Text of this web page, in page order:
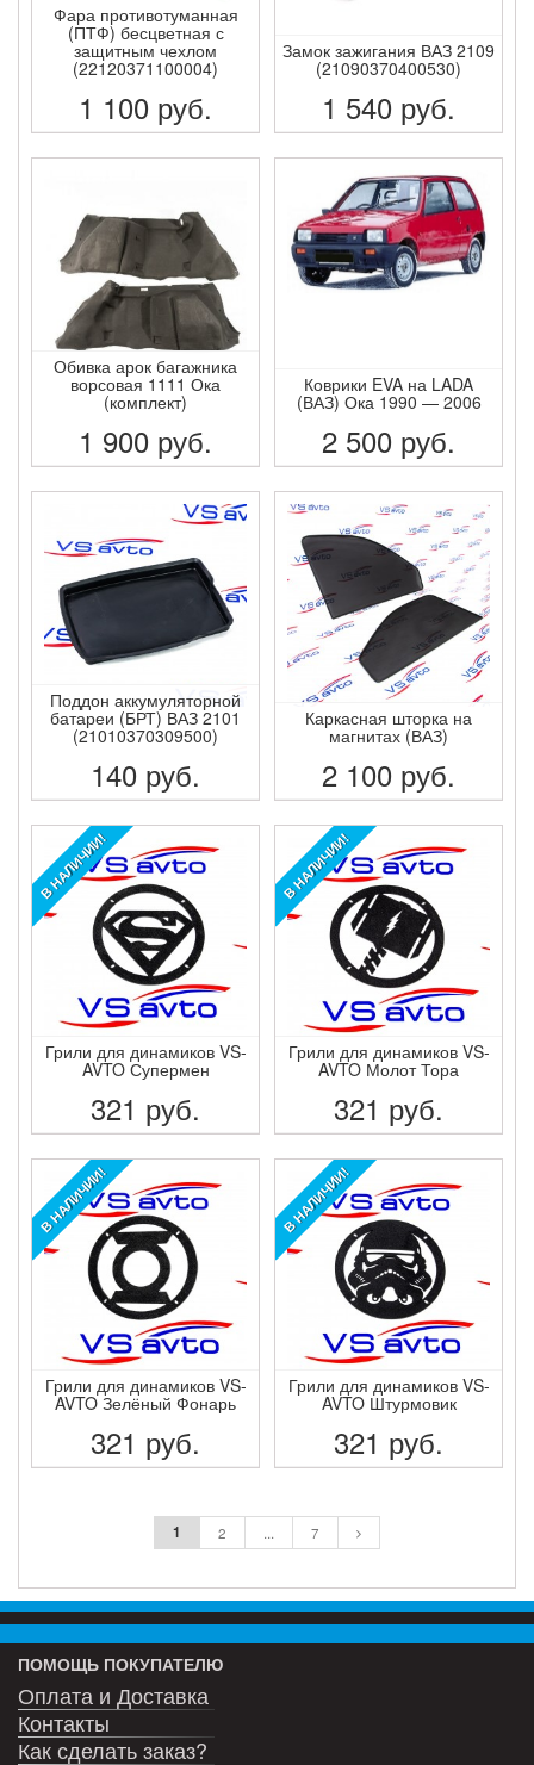
Фара противотуманная
(ПТФ) бесцветная с
защитным чехлом
(22120371100004)
1 100 руб.
ПОДРОБНЕЕ
Замок зажигания ВАЗ 2109
(21090370400530)
1 540 руб.
ПОДРОБНЕЕ
Обивка арок багажника
ворсовая 1111 Ока
(комплект)
1 900 руб.
ПОДРОБНЕЕ
Коврики EVA на LADA
(ВАЗ) Ока 1990 — 2006
2 500 руб.
ПОДРОБНЕЕ
Поддон аккумуляторной
батареи (БРТ) ВАЗ 2101
(21010370309500)
140 руб.
ПОДРОБНЕЕ
Каркасная шторка на
магнитах (ВАЗ)
2 100 руб.
ПОДРОБНЕЕ
В НАЛИЧИИ!
Грили для динамиков VS-
AVTO Супермен
321 руб.
ПОДРОБНЕЕ
В НАЛИЧИИ!
Грили для динамиков VS-
AVTO Молот Тора
321 руб.
ПОДРОБНЕЕ
В НАЛИЧИИ!
Грили для динамиков VS-
AVTO Зелёный Фонарь
321 руб.
В НАЛИЧИИ!
Грили для динамиков VS-
AVTO Штурмовик
321 руб.
1 2 ... 7
ПОМОЩЬ ПОКУПАТЕЛЮ
Оплата и Доставка
Контакты
Как сделать заказ?